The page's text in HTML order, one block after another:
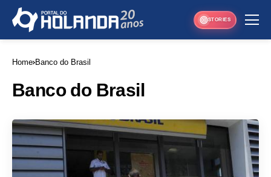
STORIES
Home Banco do Brasil
Banco do Brasil